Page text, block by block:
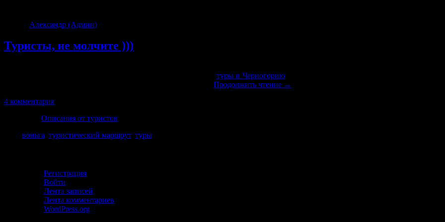
Александр (Админ)
Туристы, не молчите )))
туры в Черногорию, однако ж нет, количество посетителей на
Продолжить чтение →
4 комментария
Описания от туристов
воньга туристический маршрут, туры
Регистрация
Войти
Лента записей
Лента комментариев
WordPress.org